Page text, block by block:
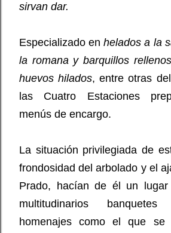
sirvan dar.
Especializado enhelados a la
la romana y barquillos
huevos hilados, entre otras
las Cuatro Estaciones
menús de encargo.
La situación privilegiada de
frondosidad del arbolado y el
Prado, hacían de él un lugar
multitudinarios
homenajes como el que